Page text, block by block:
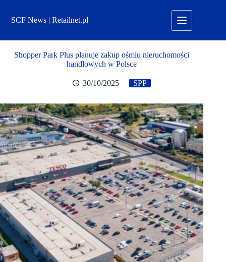
treściSCF News | Retailnet.pl
Shopper Park Plus planuje zakup ośmiu nieruchomości
handlowych w Polsce
30/10/2025 SPP